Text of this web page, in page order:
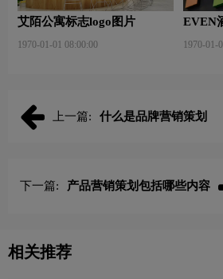
艾陌公寓标志logo图片
1970-01-01 08:00:00
EVEN
1970-01-
上一篇: 什么是品牌营销策划
下一篇: 产品营销策划包括哪些内容
相关推荐